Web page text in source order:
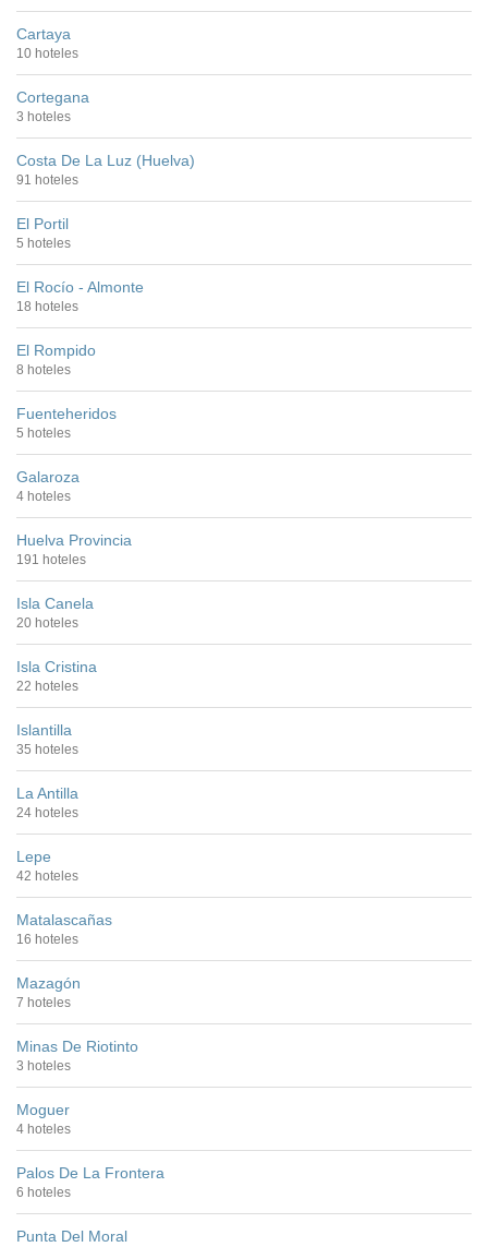
Cartaya
10 hoteles
Cortegana
3 hoteles
Costa De La Luz (Huelva)
91 hoteles
El Portil
5 hoteles
El Rocío - Almonte
18 hoteles
El Rompido
8 hoteles
Fuenteheridos
5 hoteles
Galaroza
4 hoteles
Huelva Provincia
191 hoteles
Isla Canela
20 hoteles
Isla Cristina
22 hoteles
Islantilla
35 hoteles
La Antilla
24 hoteles
Lepe
42 hoteles
Matalascañas
16 hoteles
Mazagón
7 hoteles
Minas De Riotinto
3 hoteles
Moguer
4 hoteles
Palos De La Frontera
6 hoteles
Punta Del Moral